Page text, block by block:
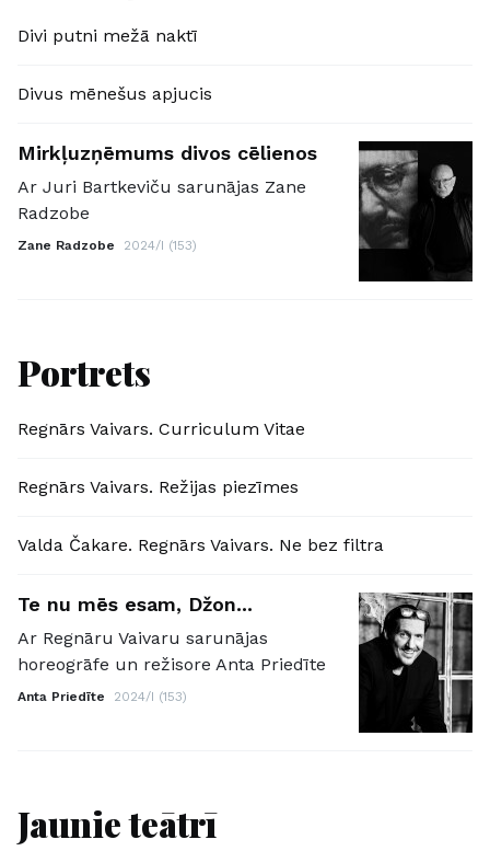
Divi putni mežā naktī
Divus mēnešus apjucis
Mirkļuzņēmums divos cēlienos
Ar Juri Bartkeviču sarunājas Zane
Radzobe
Zane Radzobe 2024/I (153)
Portrets
Regnārs Vaivars. Curriculum Vitae
Regnārs Vaivars. Režijas piezīmes
Valda Čakare. Regnārs Vaivars. Ne bez filtra
Te nu mēs esam, Džon...
Ar Regnāru Vaivaru sarunājas
horeogrāfe un režisore Anta Priedīte
Anta Priedīte 2024/I (153)
Jaunie teātrī